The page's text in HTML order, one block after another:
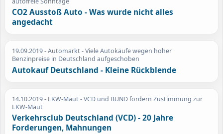
CO2 Ausstoß Auto - Was wurde nicht alles
angedacht
19.09.2019- Automarkt - Viele Autokäufe wegen hoher
Benzinpreise in Deutschland aufgeschoben
Autokauf Deutschland - Kleine Rückblende
14.10.2019- LKW-Maut - VCD und BUND fordern Zustimmung zur
LKW-Maut
Verkehrsclub Deutschland (VCD) - 20 Jahre
Forderungen, Mahnungen